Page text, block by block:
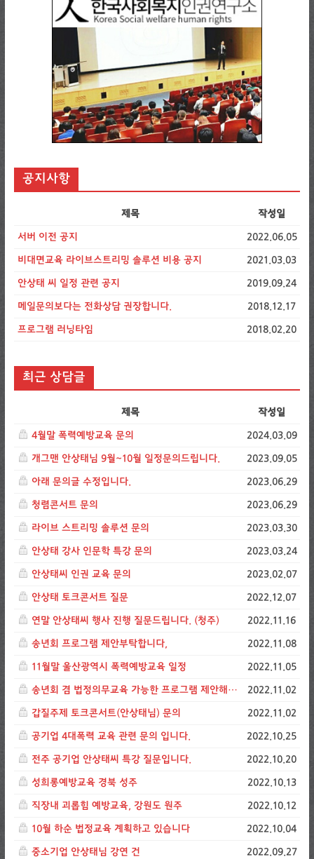
공지사항
제목 작성일
서버 이전 공지 2022.06.05
비대면교육 라이브스트리밍 솔루션 비용 공지 2021.03.03
안상태 씨 일정 관련 공지 2019.09.24
메일문의보다는 전화상담 권장합니다. 2018.12.17
프로그램 러닝타임 2018.02.20
최근 상담글
제목 작성일
4월말 폭력예방교육 문의 2024.03.09
개그맨 안상태님 9월~10월 일정문의드립니다. 2023.09.05
아래 문의글 수정입니다. 2023.06.29
청렴콘서트 문의 2023.06.29
라이브 스트리밍 솔루션 문의 2023.03.30
안상태 강사 인문학 특강 문의 2023.03.24
안상태씨 인권 교육 문의 2023.02.07
안상태 토크콘서트 질문 2022.12.07
연말 안상태씨 행사 진행 질문드립니다. (청주) 2022.11.16
송년회 프로그램 제안부탁합니다, 2022.11.08
11월말 울산광역시 폭력예방교육 일정 2022.11.05
송년회 겸 법정의무교육 가능한 프로그램 제안해주세요 2022.11.02
갑질주제 토크콘서트(안상태님) 문의 2022.11.02
공기업 4대폭력 교육 관련 문의 입니다. 2022.10.25
전주 공기업 안상태씨 특강 질문입니다. 2022.10.20
성희롱예방교육 경북 성주 2022.10.13
직장내 괴롭힘 예방교육, 강원도 원주 2022.10.12
10월 하순 법정교육 계획하고 있습니다 2022.10.04
중소기업 안상태님 강연 건 2022.09.27